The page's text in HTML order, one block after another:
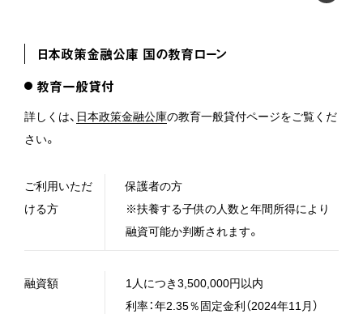
日本政策金融公庫 国の教育ローン
教育一般貸付
詳しくは、 日本政策金融公庫の教育一般貸付ページをご覧くだ
さい。
ご利用いただ
ける方
保護者の方
※扶養する子供の人数と年間所得により
融資可能か判断されます。
融資額
1人につき3,500,000円以内
利率：年2.35％固定金利（2024年11月）